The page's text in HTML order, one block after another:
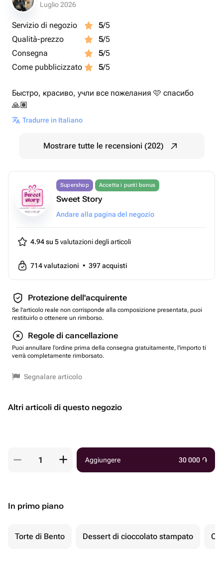
Luglio 2026
Servizio di negozio 5/5
Qualità-prezzo
5/5
Consegna
5/5
Come pubblicizzato
5/5
Быстро, красиво, учли все пожелания 🩷 спасибо
🙏🏽
Tradurre in Italiano
Mostrare tutte le recensioni (202)
Supershop Accetta i punti bonus
Sweet Story
Andare alla pagina del negozio
4.94 su 5valutazioni degli articoli
714valutazioni • 397acquisti
Protezione dell'acquirente
Se l'articolo reale non corrisponde alla composizione presentata, puoi
restituirlo o ottenere un rimborso.
Regole di cancellazione
Puoi annullare l'ordine prima della consegna gratuitamente, l'importo ti
verrà completamente rimborsato.
Segnalare articolo
Altri articoli di questo negozio
Aggiungere 30 000 ֏
In primo piano
Torte di Bento Dessert di cioccolato stampato